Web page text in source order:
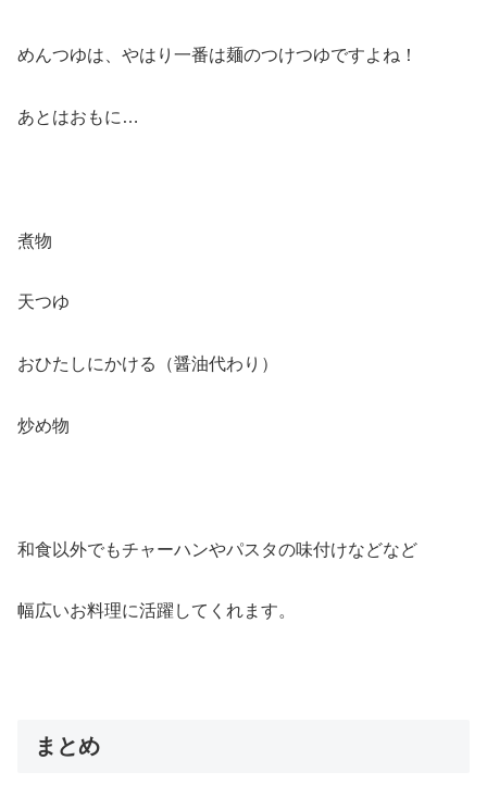
めんつゆは、やはり一番は麺のつけつゆですよね！
あとはおもに…
煮物
天つゆ
おひたしにかける（醤油代わり）
炒め物
和食以外でもチャーハンやパスタの味付けなどなど
幅広いお料理に活躍してくれます。
まとめ